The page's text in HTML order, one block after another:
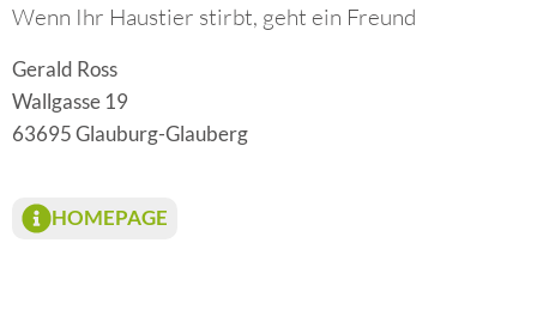
Wenn Ihr Haustier stirbt, geht ein Freund
Gerald Ross
Wallgasse 19
63695 Glauburg-Glauberg
HOMEPAGE